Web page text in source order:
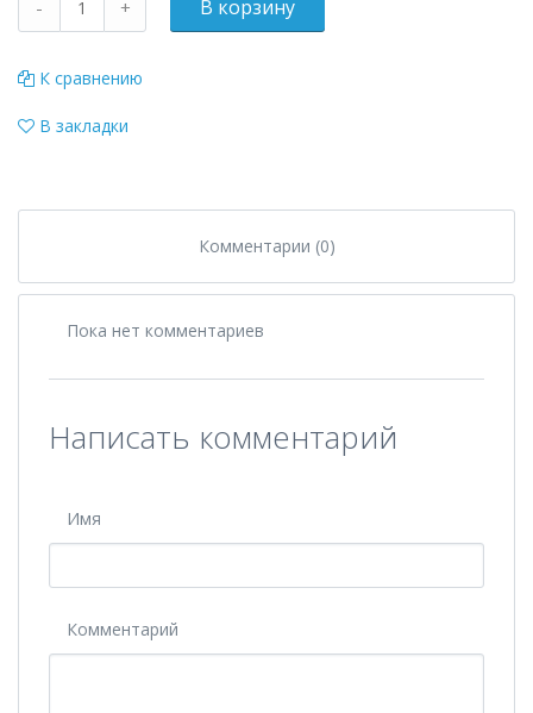
К сравнению
В закладки
Комментарии (0)
Пока нет комментариев
Написать комментарий
Имя
Комментарий